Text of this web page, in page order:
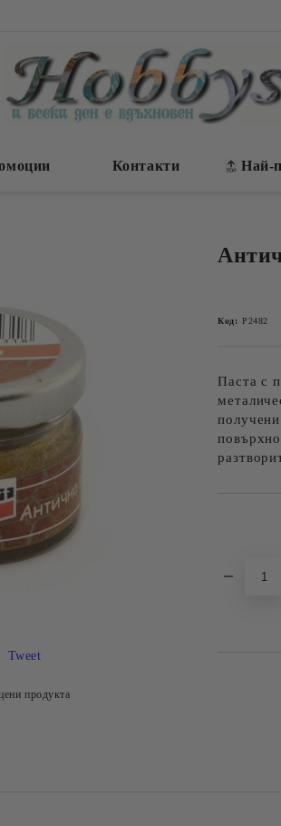
Контакти Най-
Код: P2482
Паста с
Tweet
продукта